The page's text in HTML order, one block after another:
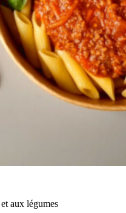
aux légumes